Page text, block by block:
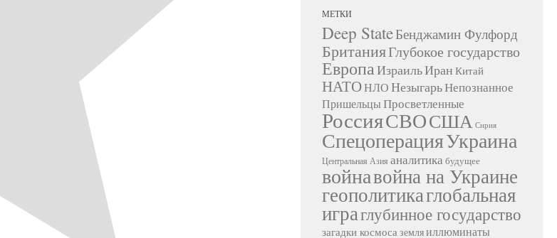
МЕТКИ
Deep StateБенджамин Фулфорд
БританияГлубокое государство
ЕвропаИзраильИран Китай
НАТОНЛОНезыгарьНепознанное
ПришельцыПросветленные
РоссияСВОСША Сирия
СпецоперацияУкраина
Центральная Азия аналитика будущее
войнавойна на Украине
геополитикаглобальная
играглубинное государство
загадки космоса земляиллюминаты